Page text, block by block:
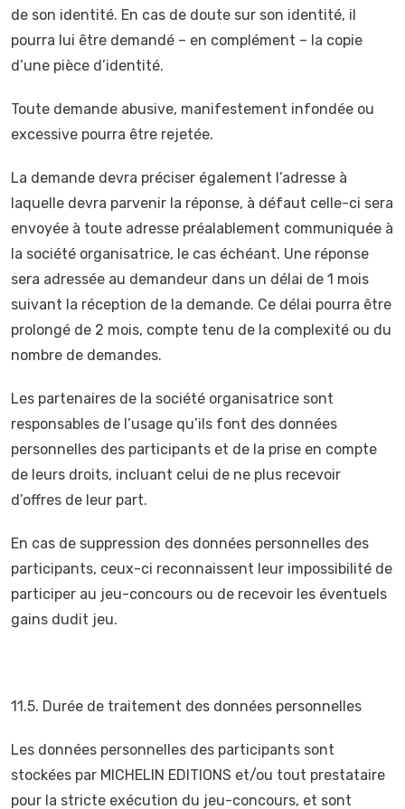
de son identité. En cas de doute sur son identité, il
pourra lui être demandé – en complément – la copie
d’une pièce d’identité.
Toute demande abusive, manifestement infondée ou
excessive pourra être rejetée.
La demande devra préciser également l’adresse à
laquelle devra parvenir la réponse, à défaut celle-ci sera
envoyée à toute adresse préalablement communiquée à
la société organisatrice, le cas échéant. Une réponse
sera adressée au demandeur dans un délai de 1 mois
suivant la réception de la demande. Ce délai pourra être
prolongé de 2 mois, compte tenu de la complexité ou du
nombre de demandes.
Les partenaires de la société organisatrice sont
responsables de l’usage qu’ils font des données
personnelles des participants et de la prise en compte
de leurs droits, incluant celui de ne plus recevoir
d’offres de leur part.
En cas de suppression des données personnelles des
participants, ceux-ci reconnaissent leur impossibilité de
participer au jeu-concours ou de recevoir les éventuels
gains dudit jeu.
11.5. Durée de traitement des données personnelles
Les données personnelles des participants sont
stockées par MICHELIN EDITIONS et/ou tout prestataire
pour la stricte exécution du jeu-concours, et sont